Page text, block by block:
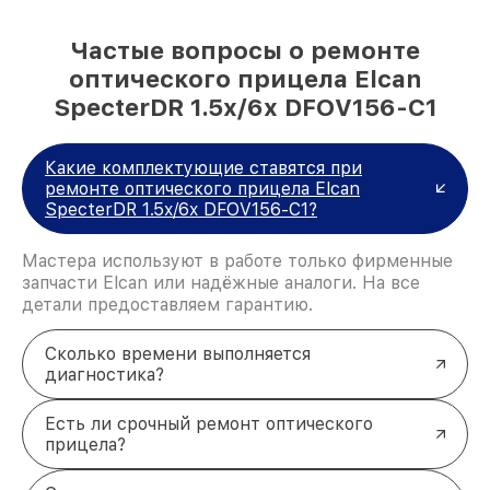
Частые вопросы о ремонте
оптического прицела Elcan
SpecterDR 1.5x/6x DFOV156-C1
Какие комплектующие ставятся при
ремонте оптического прицела Elcan
SpecterDR 1.5x/6x DFOV156-C1?
Мастера используют в работе только фирменные
запчасти Elcan или надёжные аналоги. На все
детали предоставляем гарантию.
Сколько времени выполняется
диагностика?
Есть ли срочный ремонт оптического
прицела?